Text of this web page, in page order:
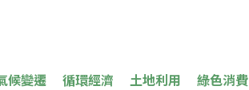
候變遷 循環經濟 土地利用 綠色消費